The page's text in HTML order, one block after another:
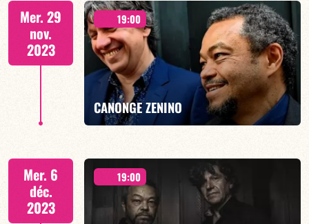
Duo Jazz - 19h00
EN SAVOIR PLUS
Mer. 29
nov.
2023
19:00
CANONGE ZENINO
Mer. 6
déc.
2023
19:00